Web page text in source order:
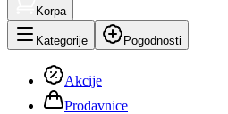
Korpa
Kategorije Pogodnosti
Akcije
Prodavnice